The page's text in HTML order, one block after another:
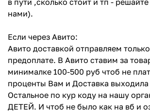
нами).
Если через Авито:
Авито доставкой отправляем
предоплате. В Авито ставим за
минималке 100-500 руб чтоб не
проценты Вам и Доставка
Остальное по кур коду на нашу
ДЕТЕЙ. И чтоб не было как на вб и